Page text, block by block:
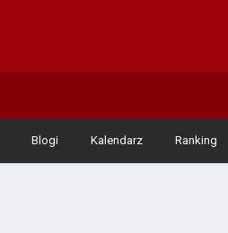
Blogi Kalendarz Ranking